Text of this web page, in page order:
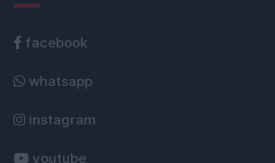
facebook
whatsapp
instagram
youtube